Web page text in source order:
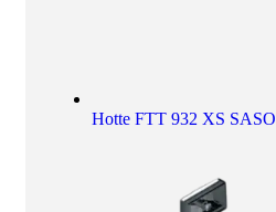
Hotte FTT 932 XS SASO